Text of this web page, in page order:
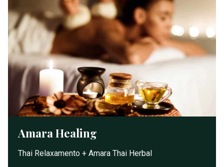
Amara Healing
Thai Relaxamento + Amara Thai Herbal